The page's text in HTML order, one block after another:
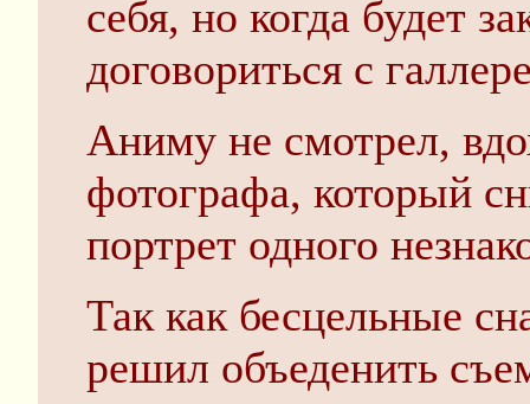
себя, но когда будет
договориться с
Аниму не смотрел,
фотографа, который
портрет одного
Так как бесцельные
решил объеденить